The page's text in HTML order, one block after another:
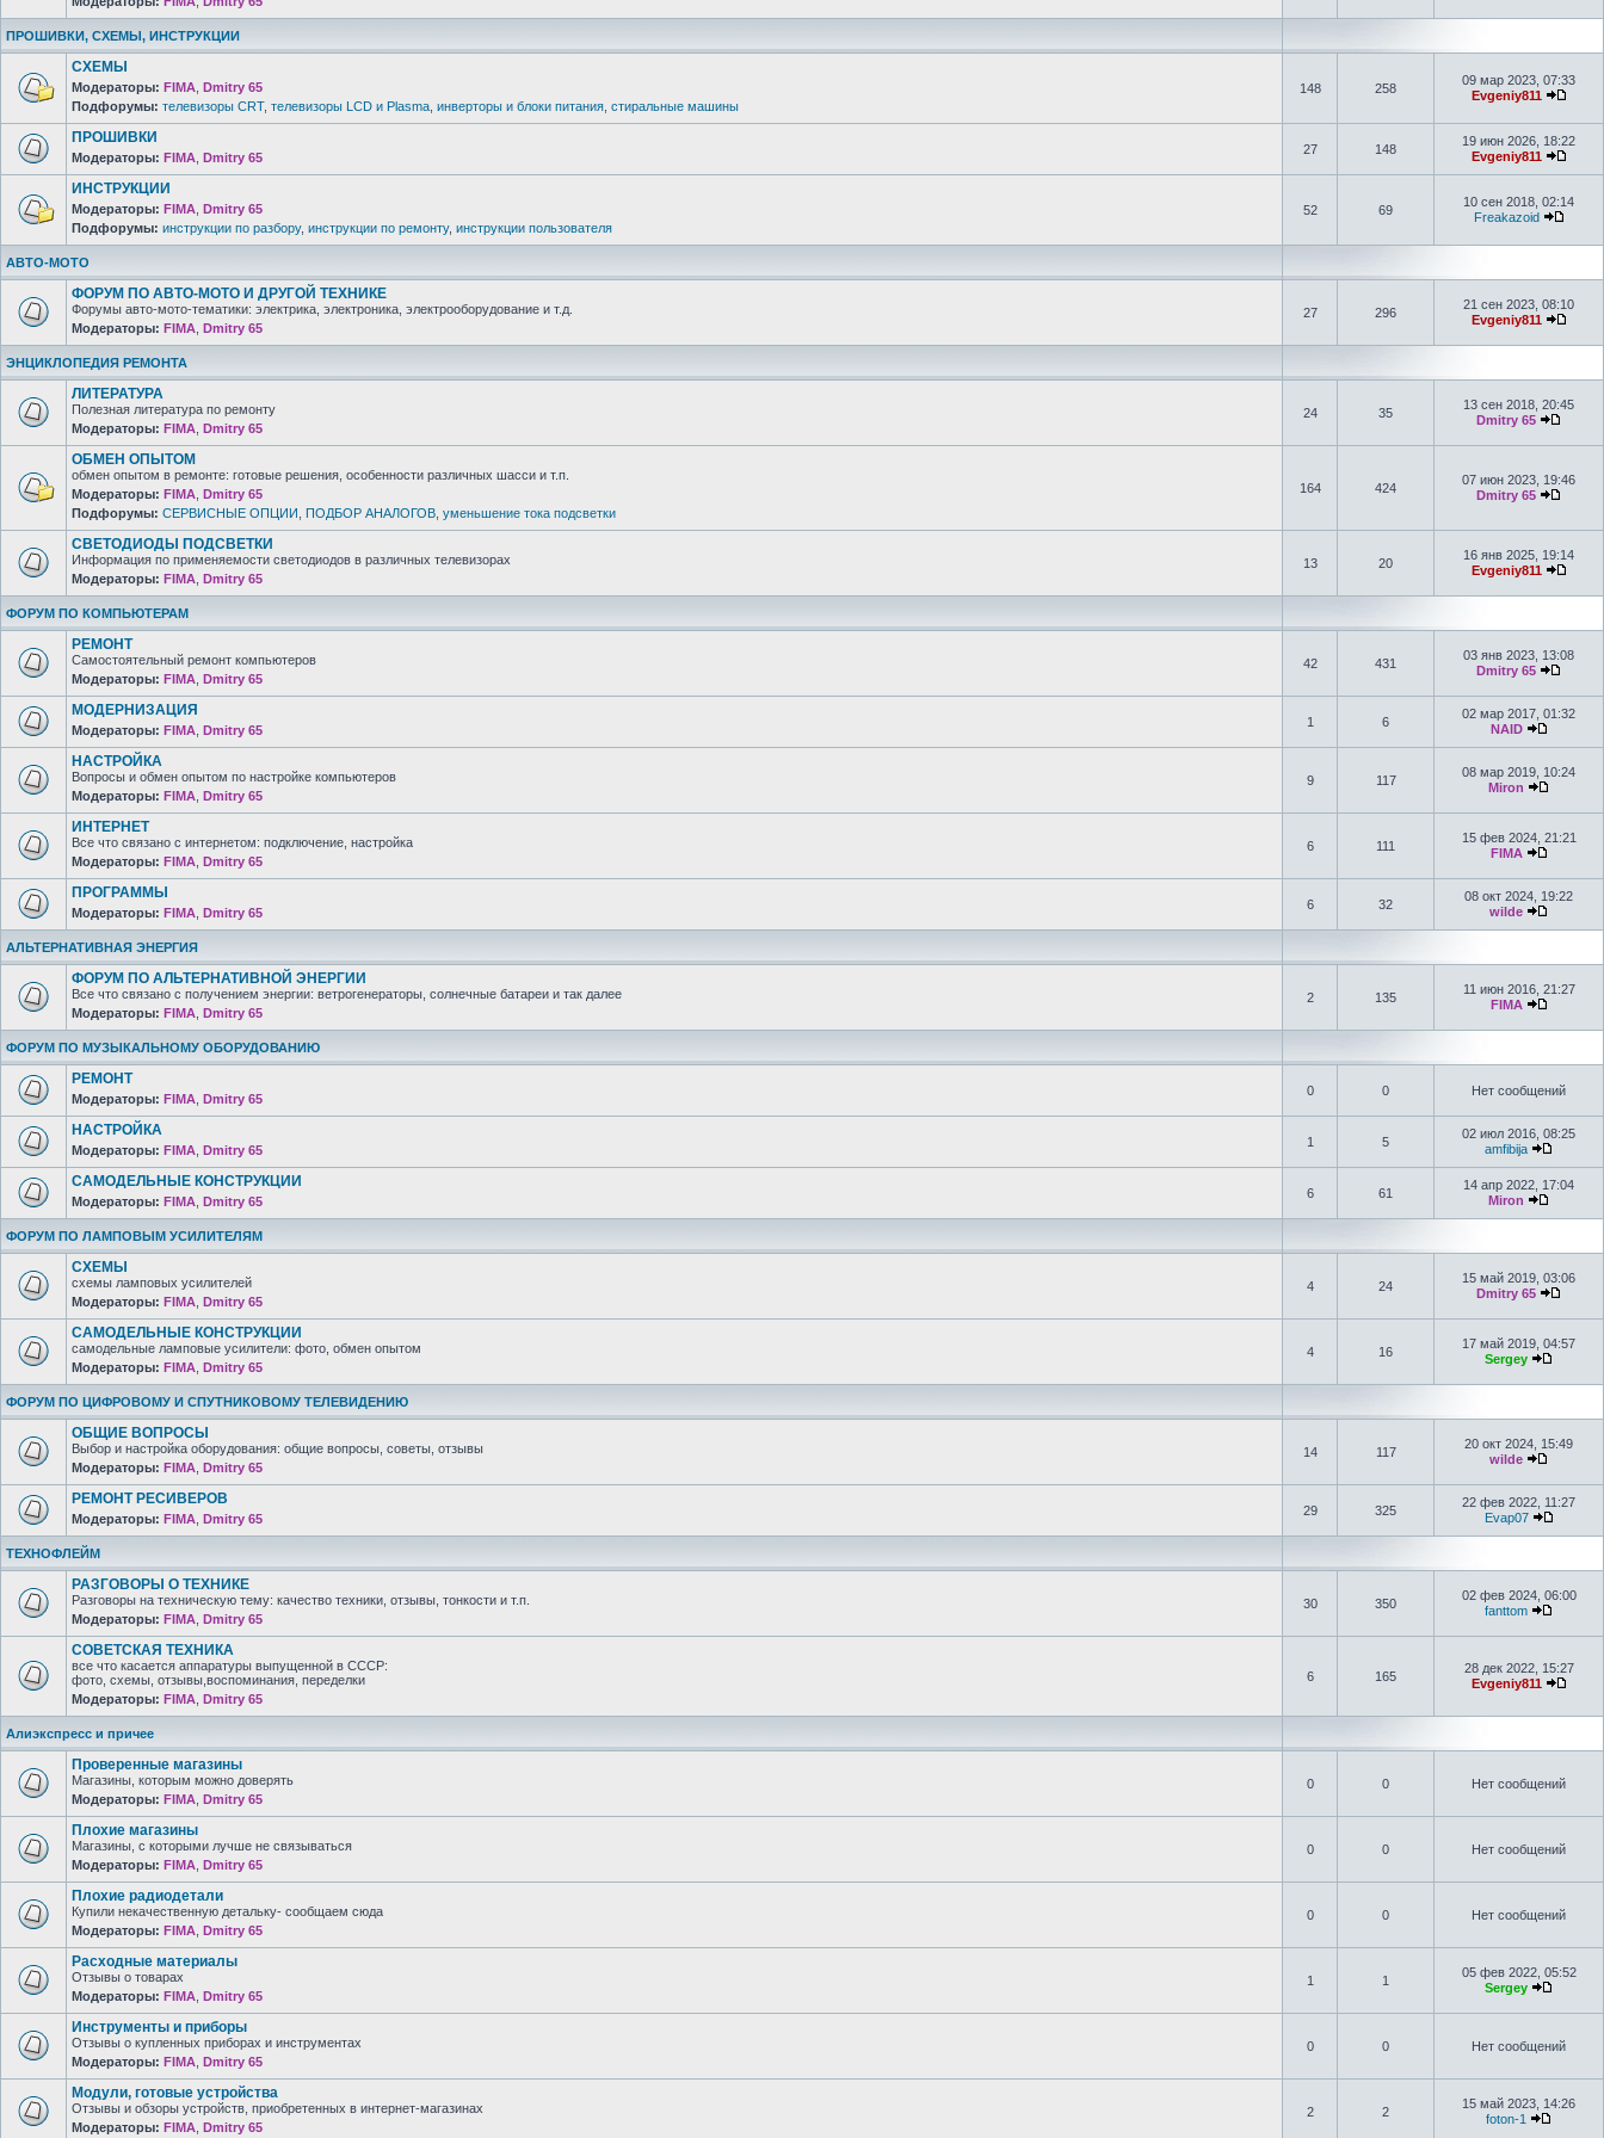
ПРОШИВКИ, СХЕМЫ, ИНСТРУКЦИИ
СХЕМЫ
Модераторы: FIMA Dmitry 65
Подфорумы: телевизоры CRT, телевизоры LCD и Plasma инверторы и блоки питания стиральные машины
148 258
09 мар 2023, 07:33
Evgeniy811
ПРОШИВКИ
Модераторы: FIMA Dmitry 65
27 148
19 июн 2026, 18:22
Evgeniy811
ИНСТРУКЦИИ
Модераторы: FIMA Dmitry 65
Подфорумы: инструкции по разбору, инструкции по ремонту, инструкции пользователя
52 69
10 сен 2018, 02:14
Freakazoid
АВТО-МОТО
ФОРУМ ПО АВТО-МОТО И ДРУГОЙ ТЕХНИКЕ
Форумы авто-мото-тематики: электрика, электроника, электрооборудование и т.д.
Модераторы: FIMA Dmitry 65
27 296
21 сен 2023, 08:10
Evgeniy811
ЭНЦИКЛОПЕДИЯ РЕМОНТА
ЛИТЕРАТУРА
Полезная литература по ремонту
Модераторы: FIMA Dmitry 65
24 35
13 сен 2018, 20:45
Dmitry 65
ОБМЕН ОПЫТОМ
обмен опытом в ремонте: готовые решения, особенности различных шасси и т.п.
Модераторы: FIMA Dmitry 65
Подфорумы: СЕРВИСНЫЕ ОПЦИИ ПОДБОР АНАЛОГОВ уменьшение тока подсветки
164 424
07 июн 2023, 19:46
Dmitry 65
СВЕТОДИОДЫ ПОДСВЕТКИ
Информация по применяемости светодиодов в различных телевизорах
Модераторы: FIMA Dmitry 65
13 20
16 янв 2025, 19:14
Evgeniy811
ФОРУМ ПО КОМПЬЮТЕРАМ
РЕМОНТ
Самостоятельный ремонт компьютеров
Модераторы: FIMA Dmitry 65
42 431
03 янв 2023, 13:08
Dmitry 65
МОДЕРНИЗАЦИЯ
Модераторы: FIMA Dmitry 65
1 6
02 мар 2017, 01:32
NAID
НАСТРОЙКА
Вопросы и обмен опытом по настройке компьютеров
Модераторы: FIMA Dmitry 65
9 117
08 мар 2019, 10:24
Miron
ИНТЕРНЕТ
Все что связано с интернетом: подключение, настройка
Модераторы: FIMA Dmitry 65
6 111
15 фев 2024, 21:21
FIMA
ПРОГРАММЫ
Модераторы: FIMA Dmitry 65
6 32
08 окт 2024, 19:22
wilde
АЛЬТЕРНАТИВНАЯ ЭНЕРГИЯ
ФОРУМ ПО АЛЬТЕРНАТИВНОЙ ЭНЕРГИИ
Все что связано с получением энергии: ветрогенераторы, солнечные батареи и так далее
Модераторы: FIMA Dmitry 65
2 135
11 июн 2016, 21:27
FIMA
ФОРУМ ПО МУЗЫКАЛЬНОМУ ОБОРУДОВАНИЮ
РЕМОНТ
Модераторы: FIMA Dmitry 65
0 0 Нет сообщений
НАСТРОЙКА
Модераторы: FIMA Dmitry 65
1 5
02 июл 2016, 08:25
amfibija
САМОДЕЛЬНЫЕ КОНСТРУКЦИИ
Модераторы: FIMA Dmitry 65
6 61
14 апр 2022, 17:04
Miron
ФОРУМ ПО ЛАМПОВЫМ УСИЛИТЕЛЯМ
СХЕМЫ
схемы ламповых усилителей
Модераторы: FIMA Dmitry 65
4 24
15 май 2019, 03:06
Dmitry 65
САМОДЕЛЬНЫЕ КОНСТРУКЦИИ
самодельные ламповые усилители: фото, обмен опытом
Модераторы: FIMA Dmitry 65
4 16
17 май 2019, 04:57
Sergey
ФОРУМ ПО ЦИФРОВОМУ И СПУТНИКОВОМУ ТЕЛЕВИДЕНИЮ
ОБЩИЕ ВОПРОСЫ
Выбор и настройка оборудования: общие вопросы, советы, отзывы
Модераторы: FIMA Dmitry 65
14 117
20 окт 2024, 15:49
wilde
РЕМОНТ РЕСИВЕРОВ
Модераторы: FIMA Dmitry 65
29 325
22 фев 2022, 11:27
Evap07
ТЕХНОФЛЕЙМ
РАЗГОВОРЫ О ТЕХНИКЕ
Разговоры на техническую тему: качество техники, отзывы, тонкости и т.п.
Модераторы: FIMA Dmitry 65
30 350
02 фев 2024, 06:00
fanttom
СОВЕТСКАЯ ТЕХНИКА
все что касается аппаратуры выпущенной в СССР:
фото, схемы, отзывы,воспоминания, переделки
Модераторы: FIMA Dmitry 65
6 165
28 дек 2022, 15:27
Evgeniy811
Алиэкспресс и причее
Проверенные магазины
Магазины, которым можно доверять
Модераторы: FIMA Dmitry 65
0 0 Нет сообщений
Плохие магазины
Магазины, с которыми лучше не связываться
Модераторы: FIMA Dmitry 65
0 0 Нет сообщений
Плохие радиодетали
Купили некачественную детальку- сообщаем сюда
Модераторы: FIMA Dmitry 65
0 0 Нет сообщений
Расходные материалы
Отзывы о товарах
Модераторы: FIMA Dmitry 65
1 1
05 фев 2022, 05:52
Sergey
Инструменты и приборы
Отзывы о купленных приборах и инструментах
Модераторы: FIMA Dmitry 65
0 0 Нет сообщений
Модули, готовые устройства
Отзывы и обзоры устройств, приобретенных в интернет-магазинах
Модераторы: FIMA Dmitry 65
2 2
15 май 2023, 14:26
foton-1